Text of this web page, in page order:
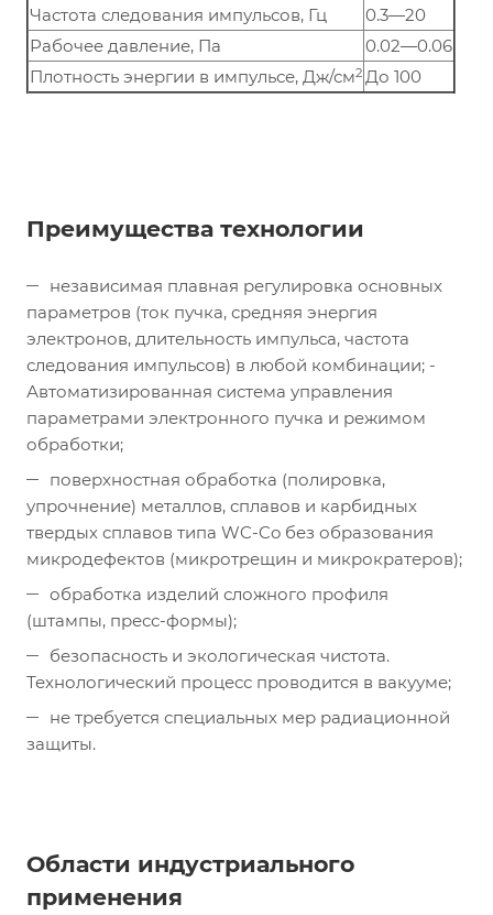
Частота следования импульсов, Гц
0.3—20
Рабочее давление, Па
0.02—0.06
Плотность энергии в импульсе, Дж/см2 До 100
Преимущества технологии
независимая плавная регулировка основных
параметров (ток пучка, средняя энергия
электронов, длительность импульса, частота
следования импульсов) в любой комбинации; -
Автоматизированная система управления
параметрами электронного пучка и режимом
обработки;
поверхностная обработка (полировка,
упрочнение) металлов, сплавов и карбидных
твердых сплавов типа WC-Co без образования
микродефектов (микротрещин и микрократеров);
обработка изделий сложного профиля
(штампы, пресс-формы);
безопасность и экологическая чистота.
Технологический процесс проводится в вакууме;
не требуется специальных мер радиационной
защиты.
Области индустриального
применения